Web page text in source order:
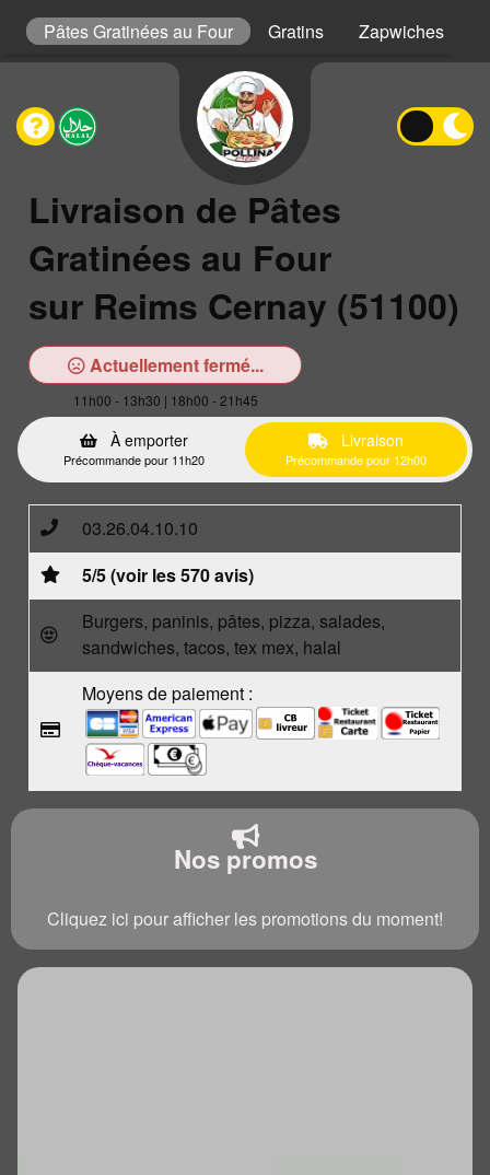
Pâtes Gratinées au Four Gratins Zapwiches
Livraison de Pâtes
Gratinées au Four
sur Reims Cernay (51100)
Actuellement fermé...
11h00 - 13h30 | 18h00 - 21h45
À emporter
Précommande pour 11h20
Livraison
Précommande pour 12h00
03.26.04.10.10
5/5 (voir les 570 avis)
Burgers, paninis, pâtes, pizza, salades,
sandwiches, tacos, tex mex, halal
Moyens de paiement :
Nos promos
Cliquez ici pour afficher les promotions du moment!